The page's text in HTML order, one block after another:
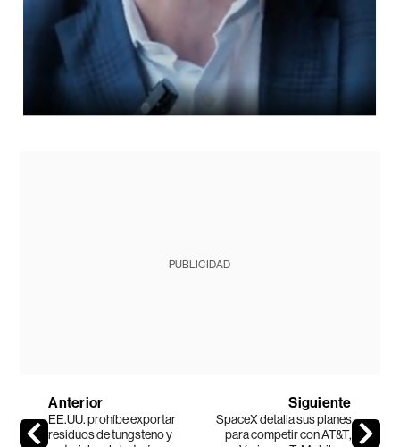
PUBLICIDAD
Anterior
EE.UU. prohíbe exportar
residuos de tungsteno y
Siguiente
SpaceX detalla sus planes
para competir con AT&T,